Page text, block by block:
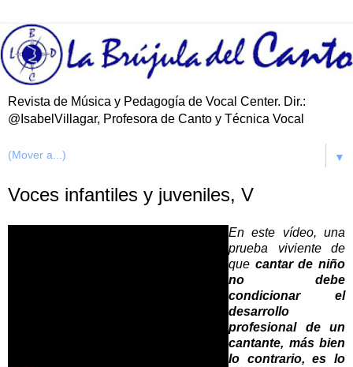
Revista de Música y Pedagogía de Vocal Center. Dir.:
@IsabelVillagar, Profesora de Canto y Técnica Vocal
▼
Voces infantiles y juveniles, V
En este vídeo, una
prueba viviente de
que cantar de niño
no debe
condicionar el
desarrollo
profesional de un
cantante, más bien
lo contrario, es lo